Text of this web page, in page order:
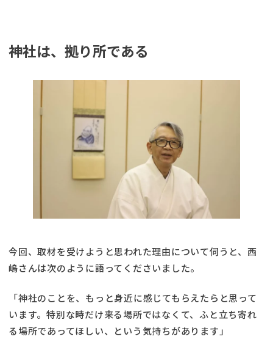
神社は、拠り所である
今回、取材を受けようと思われた理由について伺うと、西
嶋さんは次のように語ってくださいました。
「神社のことを、もっと身近に感じてもらえたらと思って
います。特別な時だけ来る場所ではなくて、ふと立ち寄れ
る場所であってほしい、という気持ちがあります」